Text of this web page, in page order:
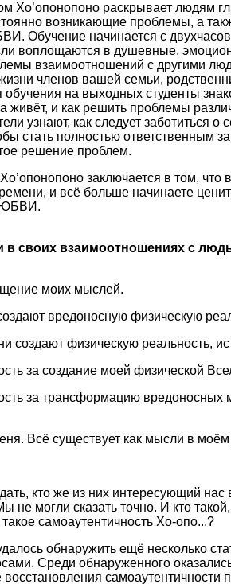
Хо’опонопоно раскрывает людям
возникающие проблемы, а
Обучение начинается с
воплощаются в душевные,
взаимоотношений с другими
членов вашей семьи,
на выходных студенты
живёт, и как решить проблемы
узнают, как следует заботиться о
стать полностью ответственным
решение проблем.
заключается в том, что
и всё больше начинаете
в своих взаимоотношениях с
моих мыслей.
вредоносную физическую
создают физическую реальность,
за создание моей физической
за трансформацию
Всё существует как мысли в
кто же из них интересующий
могли сказать точно. И кто
самоаутентичность Хо-опо...?
обнаружить ещё несколько
Среди обнаруженного
самоаутентичности